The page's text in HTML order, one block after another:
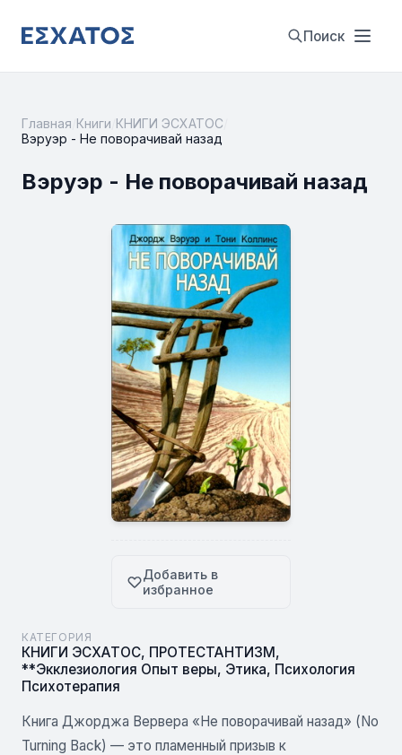
Поиск
Главная Книги КНИГИ ЭСХАТОС
Вэруэр - Не поворачивай назад
Вэруэр - Не поворачивай назад
Добавить в
избранное
КАТЕГОРИЯ
КНИГИ ЭСХАТОС, ПРОТЕСТАНТИЗМ,
**Экклезиология Опыт веры, Этика, Психология
Психотерапия
Книга Джорджа Вервера «Не поворачивай назад» (No
Turning Back) — это пламенный призыв к